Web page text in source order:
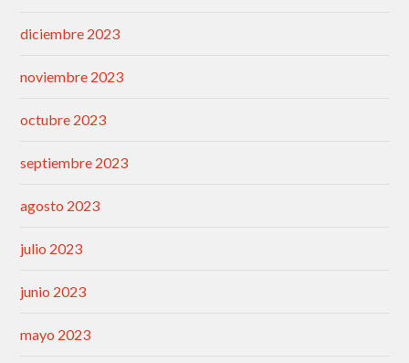
diciembre 2023
noviembre 2023
octubre 2023
septiembre 2023
agosto 2023
julio 2023
junio 2023
mayo 2023